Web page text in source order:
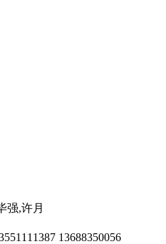
强,许月
13688350056